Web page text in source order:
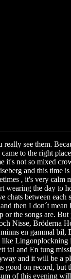
see them.
to the right
it's not so mixed
and this time is
, it's very calm
wearing the day to
chats between each
then I don´t mean
or the songs are.
Nisse, Bröderna
en gammal bil,
Lingonplockning
tal and En tung
and it will be a
good on record, but
of this evening